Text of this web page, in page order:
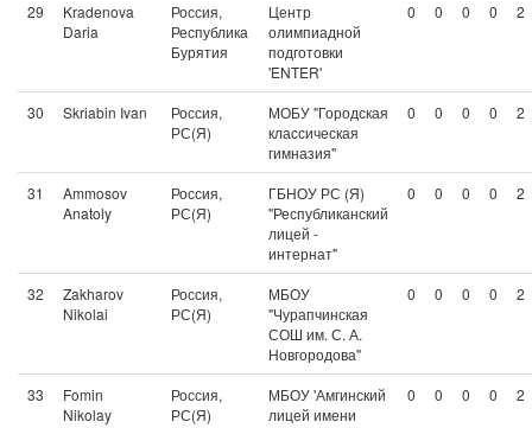
29
Kradenova
Daria
Россия,
Республика
Бурятия
Центр
олимпиадной
подготовки
'ENTER'
0 0 0 0 2
30 Skriabin Ivan
Россия,
РС(Я)
МОБУ "Городская
классическая
гимназия"
0 0 0 0 2
31
Ammosov
Anatoly
Россия,
РС(Я)
ГБНОУ РС (Я)
"Республиканский
лицей -
интернат"
0 0 0 0 2
32
Zakharov
Nikolai
Россия,
РС(Я)
МБОУ
"Чурапчинская
СОШ им. С. А.
Новгородова"
0 0 0 0 2
33
Fomin
Nikolay
Россия,
РС(Я)
МБОУ 'Амгинский
лицей имени
0 0 0 0 2